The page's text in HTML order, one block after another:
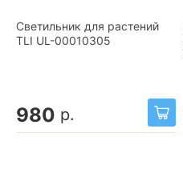
Светильник для растений
TLI UL-00010305
980 р.